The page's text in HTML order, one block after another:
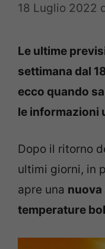
18 Luglio 2022
Le ultime
settimana dal
ecco quando
le informazioni
Dopo il ritorno
ultimi giorni, in
apre una nuova
temperature